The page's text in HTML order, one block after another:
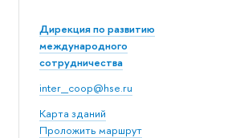
Дирекция по развитию
международного
сотрудничества
inter_coop@hse.ru
Карта зданий
Проложить маршрут